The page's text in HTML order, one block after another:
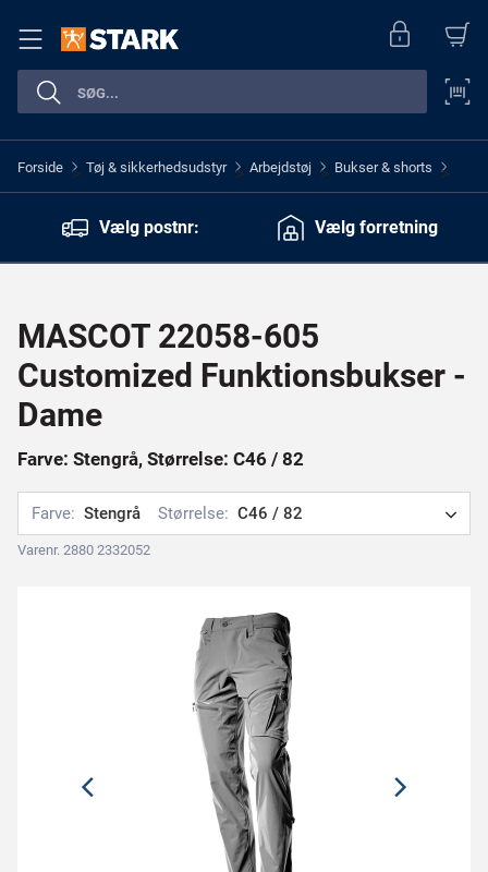
Forside > Tøj & sikkerhedsudstyr > Arbejdstøj > Bukser & shorts >
Vælg postnr: Vælg forretning
MASCOT 22058-605
Customized Funktionsbukser -
Dame
Farve: Stengrå, Størrelse: C46 / 82
Farve: Stengrå Størrelse: C46 / 82
Varenr. 2880 2332052